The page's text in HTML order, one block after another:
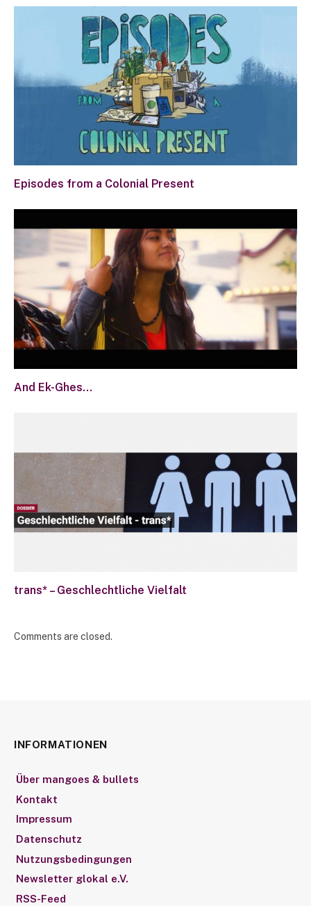
Episodes from a Colonial Present
And Ek-Ghes…
trans* – Geschlechtliche Vielfalt
Comments are closed.
INFORMATIONEN
Über mangoes & bullets
Kontakt
Impressum
Datenschutz
Nutzungsbedingungen
Newsletter glokal e.V.
RSS-Feed